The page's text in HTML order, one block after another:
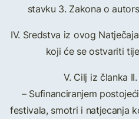
stavku 3. Zakona o
IV. Sredstva iz ovog
koji će se ostvariti
V. Cilj iz članka
– Sufinanciranjem
festivala, smotri i natjecanja